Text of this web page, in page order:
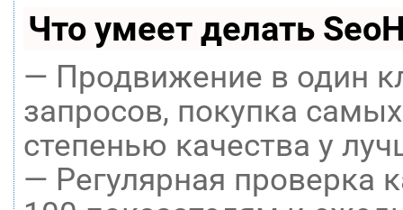
Что умеет делать
— Продвижение в один
запросов, покупка
степенью качества у
— Регулярная проверка